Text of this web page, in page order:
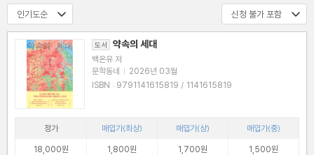
도서 약속의 세대
백온유 저
문학동네 | 2026년 03월
ISBN : 9791141615819 / 1141615819
정가 매입가(최상) 매입가(상)
매입가(중)
18,000원
1,800원 1,700원 1,500원